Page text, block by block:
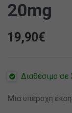
20mg
19,90€
Διαθέσιμο
Μια υπέροχη